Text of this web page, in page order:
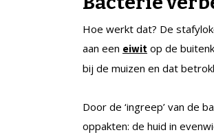
Hoe werkt dat? De
aan een eiwit op de
bij de muizen en dat
Door de ‘ingreep’ van de
oppakten: de huid in